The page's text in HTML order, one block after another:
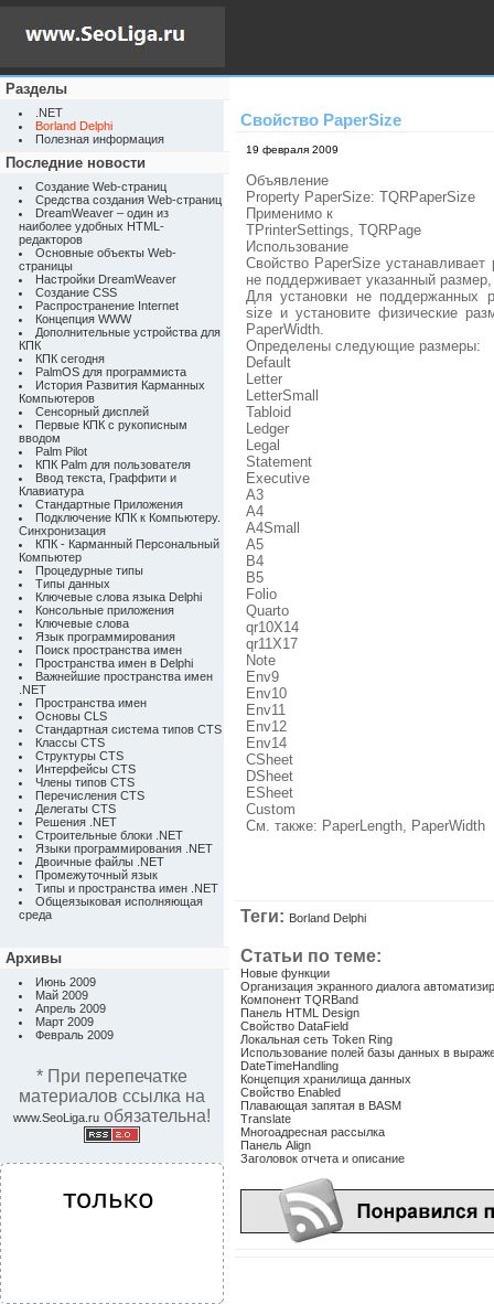
Разделы
.NET
Borland Delphi
Полезная информация
Последние новости
Создание Web-страниц
Средства создания Web-страниц
DreamWeaver – один из
наиболее удобных HTML-
редакторов
Основные объекты Web-
страницы
Настройки DreamWeaver
Создание CSS
Распространение Internet
Концепция WWW
Дополнительные устройства для
КПК
КПК сегодня
PalmOS для программиста
История Развития Карманных
Компьютеров
Сенсорный дисплей
Первые КПК с рукописным
вводом
Palm Pilot
КПК Palm для пользователя
Ввод текста, Граффити и
Клавиатура
Стандартные Приложения
Подключение КПК к Компьютеру.
Синхронизация
КПК - Карманный Персональный
Компьютер
Процедурные типы
Типы данных
Ключевые слова языка Delphi
Консольные приложения
Ключевые слова
Язык программирования
Поиск пространства имен
Пространства имен в Delphi
Важнейшие пространства имен
.NET
Пространства имен
Основы CLS
Стандартная система типов CTS
Классы CTS
Структуры CTS
Интерфейсы CTS
Члены типов CTS
Перечисления CTS
Делегаты CTS
Решения .NET
Строительные блоки .NET
Языки программирования .NET
Двоичные файлы .NET
Промежуточный язык
Типы и пространства имен .NET
Общеязыковая исполняющая
среда
Архивы
Июнь 2009
Май 2009
Апрель 2009
Март 2009
Февраль 2009
* При перепечатке
материалов ссылка на
www.SeoLiga.ru обязательна!
Свойство PaperSize
19 февраля 2009
Объявление
Property PaperSize: TQRPaperSize
Применимо к
TPrinterSettings, TQRPage
Использование
Свойство PaperSize
не поддерживает указанный
Для установки не поддержанных
size и установите физические
PaperWidth.
Определены следующие размеры:
Default
Letter
LetterSmall
Tabloid
Ledger
Legal
Statement
Executive
A3
A4
A4Small
A5
B4
B5
Folio
Quarto
qr10X14
qr11X17
Note
Env9
Env10
Env11
Env12
Env14
CSheet
DSheet
ESheet
Custom
См. также: PaperLength, PaperWidth
Теги: Borland Delphi
Статьи по теме:
Новые функции
Организация экранного диалога
Компонент TQRBand
Панель HTML Design
Свойство DataField
Локальная сеть Token Ring
Использование полей базы данных в
DateTimeHandling
Концепция хранилища данных
Свойство Enabled
Плавающая запятая в BASM
Translate
Многоадресная рассылка
Панель Align
Заголовок отчета и описание